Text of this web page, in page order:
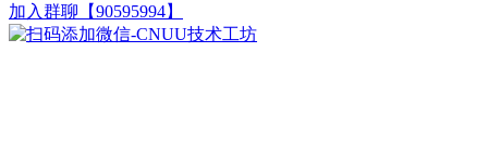
加入群聊【90595994】